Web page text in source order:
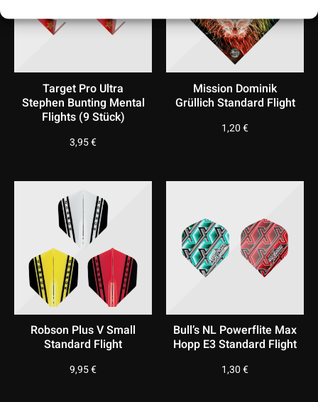
Target Pro Ultra
Stephen Bunting Mental
Flights (9 Stück)
3,95€
Mission Dominik
Grüllich Standard Flight
1,20€
Robson Plus V Small
Standard Flight
9,95€
Bull’s NL Powerflite Max
Hopp E3 Standard Flight
1,30€